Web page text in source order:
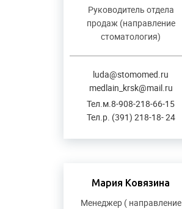
Руководитель отдела
продаж (направление
стоматология)
luda@stomomed.ru
medlain_krsk@mail.ru
Тел.м.8-908-218-66-15
Тел.р. (391) 218-18- 24
Мария Ковязина
Менеджер ( направление